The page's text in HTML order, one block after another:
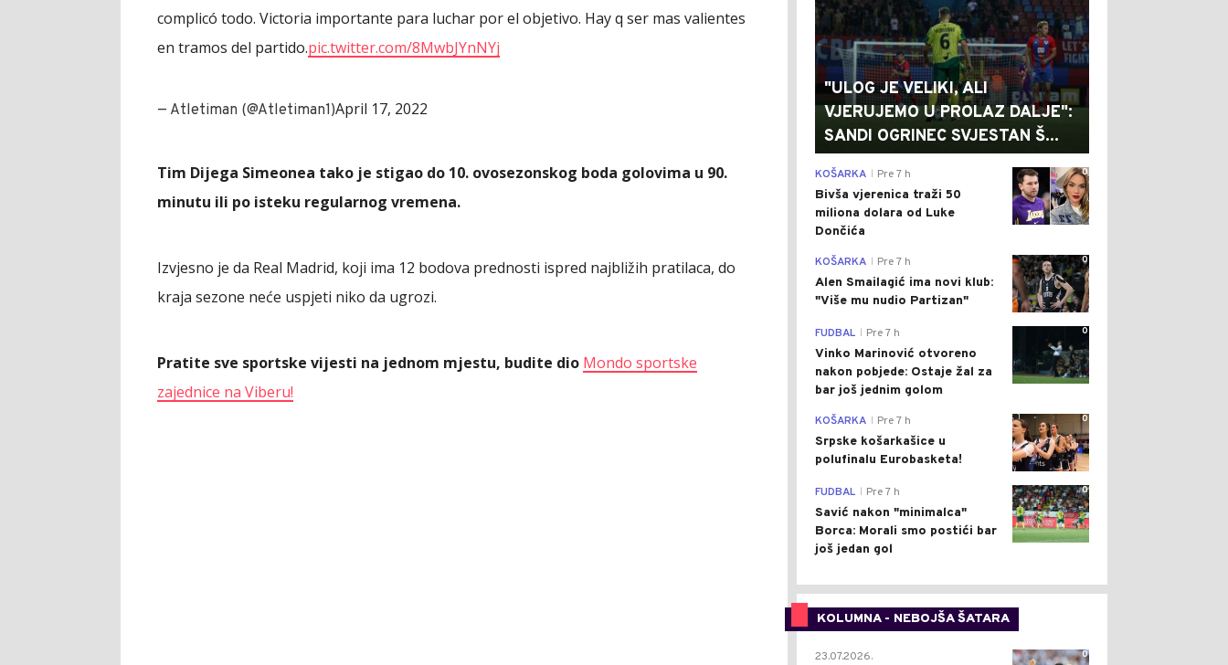
complicó todo. Victoria importante para luchar por el objetivo. Hay q ser mas valientes
en tramos del partido.pic.twitter.com/8MwbJYnNYj
— Atletiman (@Atletiman1)April 17, 2022
Tim Dijega Simeonea tako je stigao do 10. ovosezonskog boda golovima u 90.
minutu ili po isteku regularnog vremena.
Izvjesno je da Real Madrid, koji ima 12 bodova prednosti ispred najbližih pratilaca, do
kraja sezone neće uspjeti niko da ugrozi.
Pratite sve sportske vijesti na jednom mjestu, budite dio Mondo sportske
zajednice na Viberu!
"ULOG JE VELIKI, ALI
VJERUJEMO U PROLAZ DALJE":
SANDI OGRINEC SVJESTAN Š...
0
KOŠARKA Pre 7 h
Bivša vjerenica traži 50
miliona dolara od Luke
Dončića
0
KOŠARKA Pre 7 h
Alen Smailagić ima novi klub:
"Više mu nudio Partizan"
0
FUDBAL Pre 7 h
Vinko Marinović otvoreno
nakon pobjede: Ostaje žal za
bar još jednim golom
0
KOŠARKA Pre 7 h
Srpske košarkašice u
polufinalu Eurobasketa!
0
FUDBAL Pre 7 h
Savić nakon "minimalca"
Borca: Morali smo postići bar
još jedan gol
KOLUMNA - NEBOJŠA ŠATARA
0
23.07.2026.